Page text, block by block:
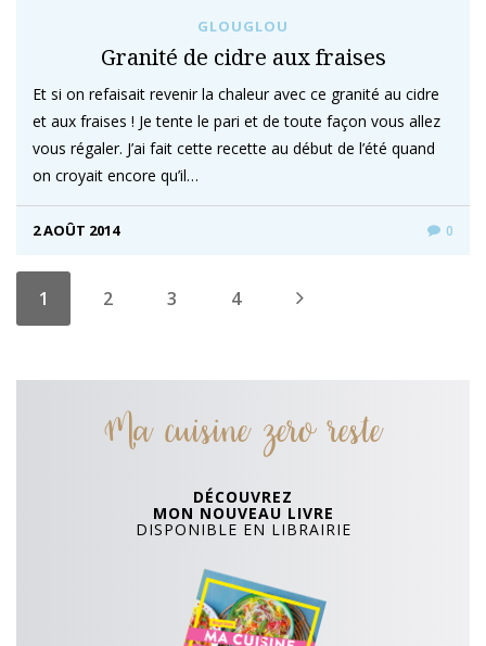
GLOUGLOU
Granité de cidre aux fraises
Et si on refaisait revenir la chaleur avec ce granité au cidre
et aux fraises ! Je tente le pari et de toute façon vous allez
vous régaler. J’ai fait cette recette au début de l’été quand
on croyait encore qu’il…
2 AOÛT 2014 0
1 2 3 4
Ma cuisine zero reste
DÉCOUVREZ
MON NOUVEAU LIVRE
DISPONIBLE EN LIBRAIRIE